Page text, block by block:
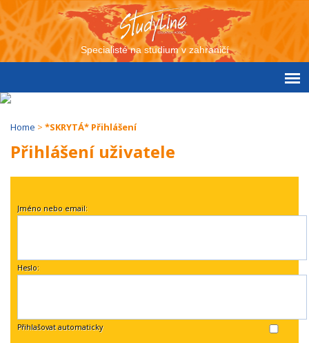
Specialisté na studium v zahraničí
Home > *SKRYTÁ* Přihlášení
Přihlášení uživatele
Jméno nebo email:
Heslo:
Přihlašovat automaticky